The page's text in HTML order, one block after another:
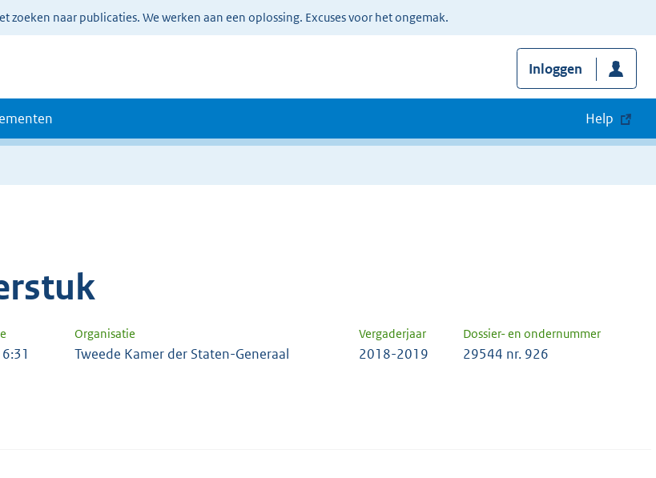
zoeken naar publicaties. We werken aan een oplossing. Excuses voor het ongemak.
Inloggen
Help
Organisatie Vergaderjaar Dossier- en ondernummer
Tweede Kamer der Staten-Generaal 2018-2019 29544 nr. 926